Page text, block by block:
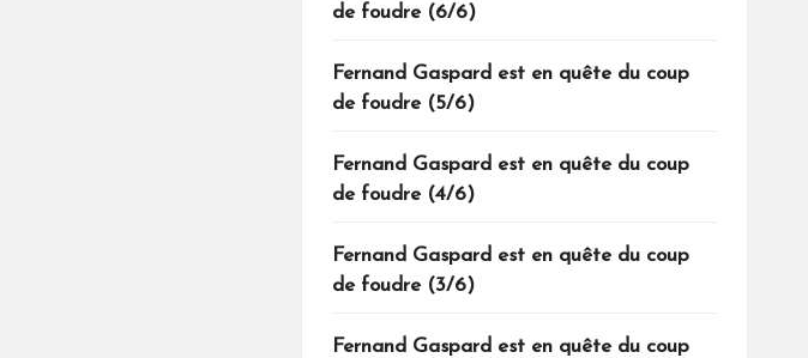
de foudre (6/6)
Fernand Gaspard est en quête du coup
de foudre (5/6)
Fernand Gaspard est en quête du coup
de foudre (4/6)
Fernand Gaspard est en quête du coup
de foudre (3/6)
Fernand Gaspard est en quête du coup